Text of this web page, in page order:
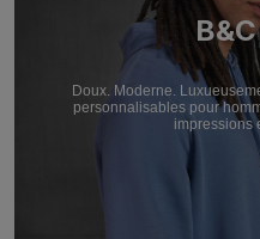
Doux. Moderne.
personnalisables pour
impressions